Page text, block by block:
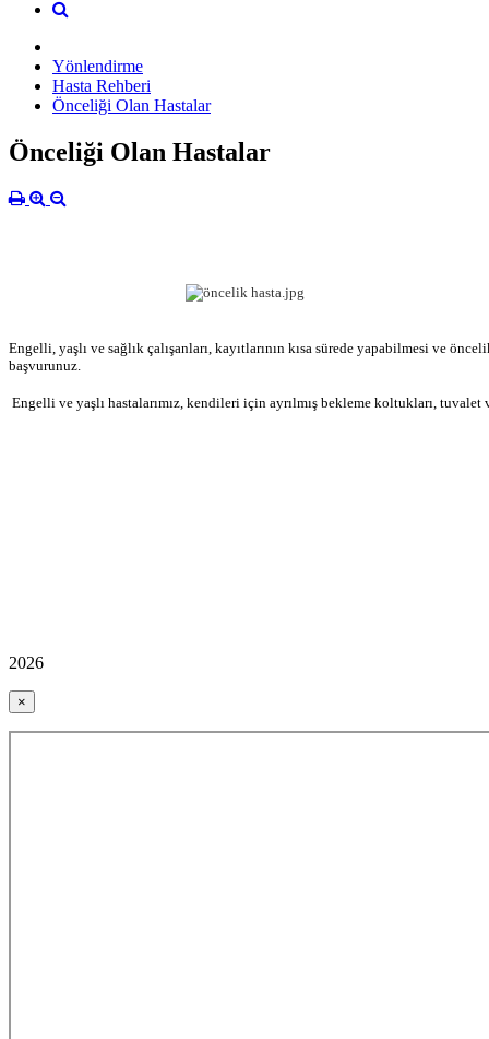
Yönlendirme
Hasta Rehberi
Önceliği Olan Hastalar
Önceliği Olan Hastalar
Engelli, yaşlı ve sağlık çalışanları, kayıtlarının kısa sürede yapabilmesi ve
başvurunuz.
Engelli ve yaşlı hastalarımız, kendileri için ayrılmış bekleme koltukları,
2026
×